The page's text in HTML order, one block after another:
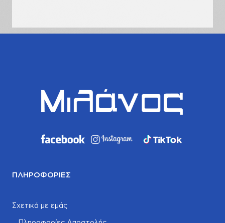
ΠΛΗΡΟΦΟΡΊΕΣ
Σχετικά με εμάς